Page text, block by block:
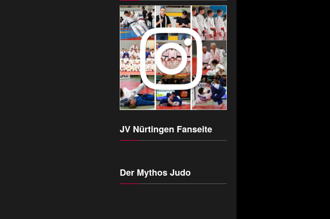
JV Nürtingen Fanseite
Der Mythos Judo